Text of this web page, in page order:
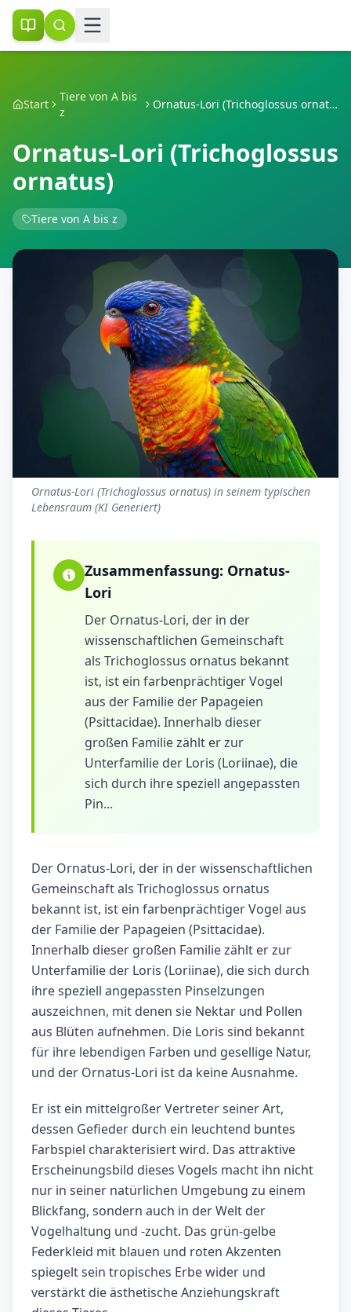
Start
Tiere von A bis
z
Ornatus-Lori (Trichoglossus ornatus)
Ornatus-Lori (Trichoglossus
ornatus)
Tiere von A bis z
Ornatus-Lori (Trichoglossus ornatus) in seinem typischen
Lebensraum (KI Generiert)
Zusammenfassung: Ornatus-
Lori
Der Ornatus-Lori, der in der
wissenschaftlichen Gemeinschaft
als Trichoglossus ornatus bekannt
ist, ist ein farbenprächtiger Vogel
aus der Familie der Papageien
(Psittacidae). Innerhalb dieser
großen Familie zählt er zur
Unterfamilie der Loris (Loriinae), die
sich durch ihre speziell angepassten
Pin...
Der Ornatus-Lori, der in der wissenschaftlichen
Gemeinschaft als Trichoglossus ornatus
bekannt ist, ist ein farbenprächtiger Vogel aus
der Familie der Papageien (Psittacidae).
Innerhalb dieser großen Familie zählt er zur
Unterfamilie der Loris (Loriinae), die sich durch
ihre speziell angepassten Pinselzungen
auszeichnen, mit denen sie Nektar und Pollen
aus Blüten aufnehmen. Die Loris sind bekannt
für ihre lebendigen Farben und gesellige Natur,
und der Ornatus-Lori ist da keine Ausnahme.
Er ist ein mittelgroßer Vertreter seiner Art,
dessen Gefieder durch ein leuchtend buntes
Farbspiel charakterisiert wird. Das attraktive
Erscheinungsbild dieses Vogels macht ihn nicht
nur in seiner natürlichen Umgebung zu einem
Blickfang, sondern auch in der Welt der
Vogelhaltung und -zucht. Das grün-gelbe
Federkleid mit blauen und roten Akzenten
spiegelt sein tropisches Erbe wider und
verstärkt die ästhetische Anziehungskraft